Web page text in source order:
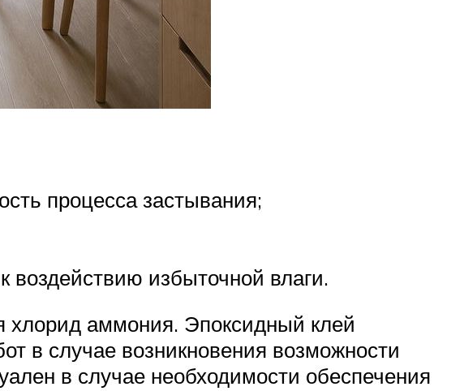
процесса застывания;
избыточной влаги.
хлорид аммония. Эпоксидный клей
в случае возникновения возможности
в случае необходимости обеспечения